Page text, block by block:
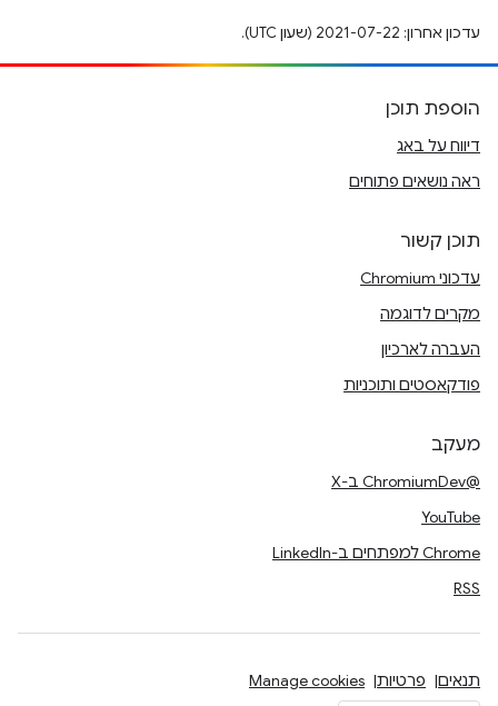
עדכון אחרון: 2021-07-22 (שעון UTC).
הוספת תוכן
דיווח על באג
ראה נושאים פתוחים
תוכן קשור
עדכוני Chromium
מקרים לדוגמה
העברה לארכיון
פודקאסטים ותוכניות
מעקב
@ChromiumDev ב-X
YouTube
Chrome למפתחים ב-LinkedIn
RSS
תנאים פרטיות Manage cookies